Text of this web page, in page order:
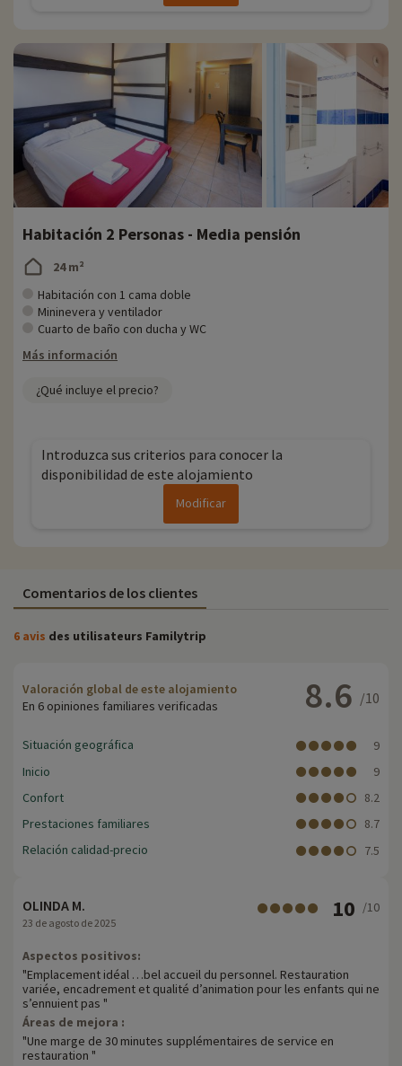
Habitación 2 Personas - Media pensión
24 m²
Habitación con 1 cama doble
Mininevera y ventilador
Cuarto de baño con ducha y WC
Más información
¿Qué incluye el precio?
Introduzca sus criterios para conocer la
disponibilidad de este alojamiento
Modificar
Comentarios de los clientes
6 avis des utilisateurs Familytrip
Valoración global de este alojamiento
En 6 opiniones familiares verificadas
8.6 /10
Situación geográfica
9
Inicio
9
Confort
8.2
Prestaciones familiares
8.7
Relación calidad-precio
7.5
OLINDA M.
23 de agosto de 2025
10 /10
Aspectos positivos:
"Emplacement idéal …bel accueil du personnel. Restauration
variée, encadrement et qualité d’animation pour les enfants qui ne
s’ennuient pas "
Áreas de mejora :
"Une marge de 30 minutes supplémentaires de service en
restauration "